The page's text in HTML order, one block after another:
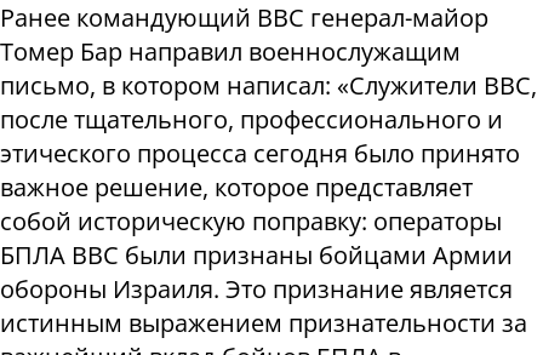
Ранее командующий ВВС генерал-майор
Томер Бар направил военнослужащим
письмо, в котором написал: «Служители ВВС,
после тщательного, профессионального и
этического процесса сегодня было принято
важное решение, которое представляет
собой историческую поправку: операторы
БПЛА ВВС были признаны бойцами Армии
обороны Израиля. Это признание является
истинным выражением признательности за